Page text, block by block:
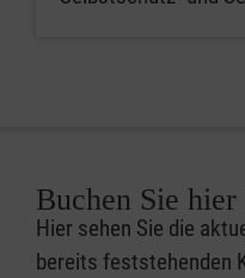
Buchen Sie
Hier sehen Sie die
bereits feststehenden